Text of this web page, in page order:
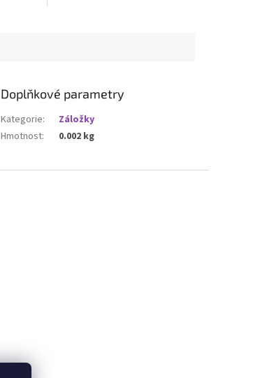
Doplňkové parametry
Kategorie:
Záložky
Hmotnost: 0.002 kg